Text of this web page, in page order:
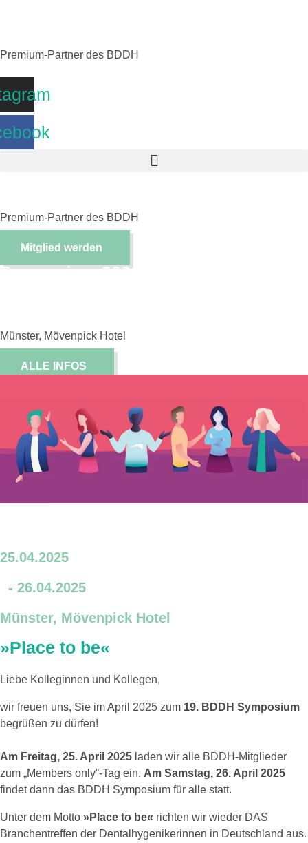
Premium-Partner des BDDH
Premium-Partner des BDDH
Mitglied werden
Symposium 2026
Münster, Mövenpick Hotel
ALLE INFOS
25.04.2025
- 26.04.2025
Münster, Mövenpick Hotel
»Place to be«
Liebe Kolleginnen und Kollegen,
wir freuen uns, Sie im April 2025 zum 19. BDDH Symposium
begrüßen zu dürfen!
Am Freitag, 25. April 2025 laden wir alle BDDH-Mitglieder
zum „Members only“-Tag ein. Am Samstag, 26. April 2025
findet dann das BDDH Symposium für alle statt.
Unter dem Motto »Place to be« richten wir wieder DAS
Branchentreffen der Dentalhygenikerinnen in Deutschland aus.